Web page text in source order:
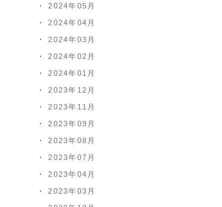
2024年05月
2024年04月
2024年03月
2024年02月
2024年01月
2023年12月
2023年11月
2023年09月
2023年08月
2023年07月
2023年04月
2023年03月